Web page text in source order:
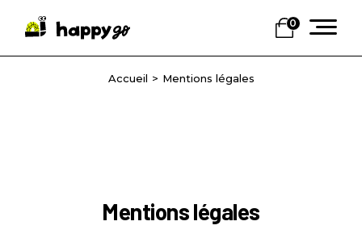
content
0
Mentions légales
Mentions légales